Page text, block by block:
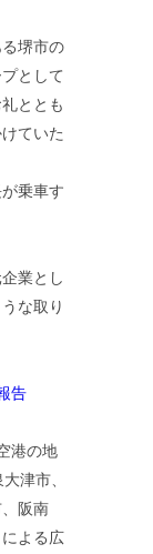
堺市の
として
ととも
ていた
乗車す
業とし
な取り
告
港の地
津市、
阪南
よる広